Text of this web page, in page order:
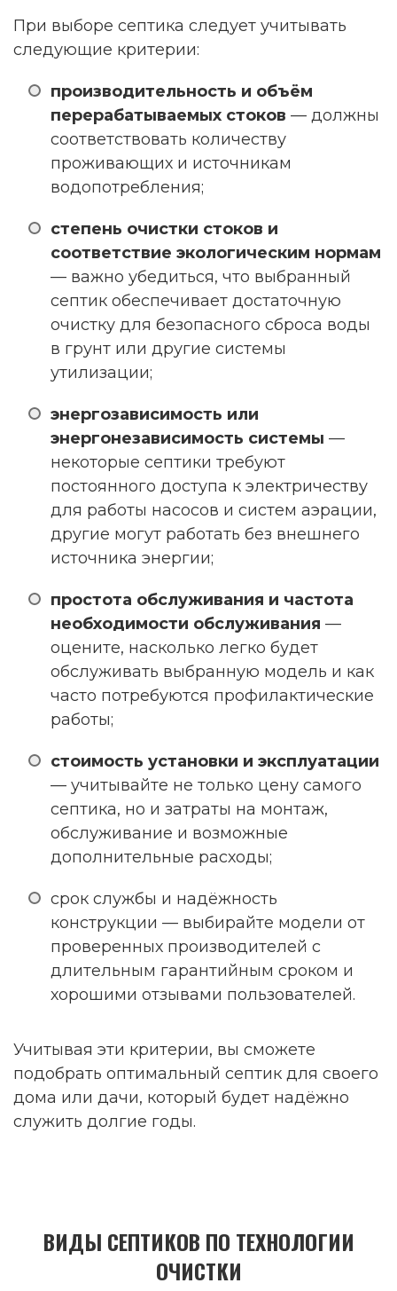
При выборе септика следует учитывать
следующие критерии:
производительность и объём
перерабатываемых стоков — должны
соответствовать количеству
проживающих и источникам
водопотребления;
степень очистки стоков и
соответствие экологическим нормам
— важно убедиться, что выбранный
септик обеспечивает достаточную
очистку для безопасного сброса воды
в грунт или другие системы
утилизации;
энергозависимость или
энергонезависимость системы —
некоторые септики требуют
постоянного доступа к электричеству
для работы насосов и систем аэрации,
другие могут работать без внешнего
источника энергии;
простота обслуживания и частота
необходимости обслуживания —
оцените, насколько легко будет
обслуживать выбранную модель и как
часто потребуются профилактические
работы;
стоимость установки и эксплуатации
— учитывайте не только цену самого
септика, но и затраты на монтаж,
обслуживание и возможные
дополнительные расходы;
срок службы и надёжность
конструкции — выбирайте модели от
проверенных производителей с
длительным гарантийным сроком и
хорошими отзывами пользователей.
Учитывая эти критерии, вы сможете
подобрать оптимальный септик для своего
дома или дачи, который будет надёжно
служить долгие годы.
ВИДЫ СЕПТИКОВ ПО ТЕХНОЛОГИИ
ОЧИСТКИ